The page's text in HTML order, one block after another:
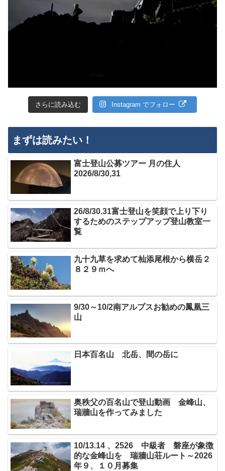
さらに読み込む Instagram でフォロー
まずは読みたい！
富士登山公募ツアー 月の住人
2026/8/30,31
26/8/30.31富士登山を笑顔で上り下り
するためのステップアップ登山教室一
覧
九十九草を求めて杣添尾根から横岳２
８２９ｍへ
9/30～10/2南アルプスお勧めの鳳凰三
山
日本百名山 北岳、間の岳に
奥秩父の百名山で登山動画 金峰山、
瑞牆山を作ってみました
10/13.14 、2526 中級者 磐座が象徴
的な金峰山を 瑞牆山荘ルート～2026
年９、１０月募集